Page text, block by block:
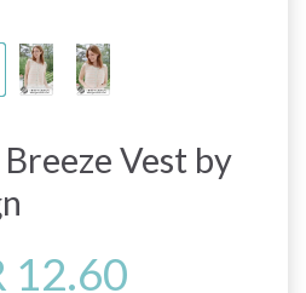
Vest by
12.60